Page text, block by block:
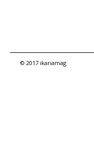
© 2017 ikariamag